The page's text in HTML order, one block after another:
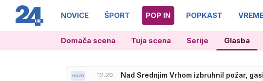
NOVICE ŠPORT POP IN POPKAST
Domača scena Tuja scena Serije Glasba
12.20 Nad Srednjim Vrhom izbruhnil požar,